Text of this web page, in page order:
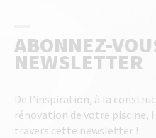
ABONNEZ-
NEWSLETTER
De l’inspiration, à la
rénovation de votre piscine,
travers cette newsletter !